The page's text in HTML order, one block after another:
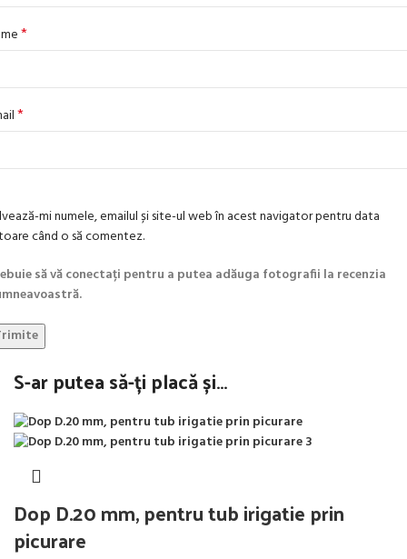
*
*
mi numele, emailul și site-ul web în acest navigator pentru data
când o să comentez.
să vă conectați pentru a putea adăuga fotografii la recenzia
S-ar putea să-ți placă și…
Dop D.20 mm, pentru tub irigatie prin
picurare